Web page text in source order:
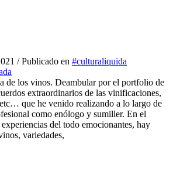
/ Publicado en #culturaliquida
de los vinos. Deambular por el portfolio de
extraordinarios de las vinificaciones,
que he venido realizando a lo largo de
como enólogo y sumiller. En el
del todo emocionantes, hay
variedades,